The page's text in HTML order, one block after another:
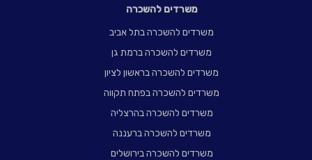
משרדים להשכרה
משרדים להשכרה בתל אביב
משרדים להשכרה ברמת גן
משרדים להשכרה בראשון לציון
משרדים להשכרה בפתח תקווה
משרדים להשכרה בהרצליה
משרדים להשכרה ברעננה
משרדים להשכרה בירושלים